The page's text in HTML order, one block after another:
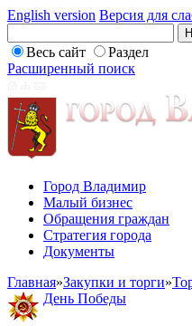
English version Версия для
Весь сайт
Раздел
Расширенный поиск
Город Владимир
Малый бизнес
Обращения граждан
Стратегия города
Документы
Главная»Закупки и торги»
День Победы